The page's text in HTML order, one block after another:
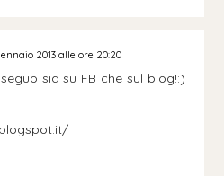
2013 alle ore 20:20
sia su FB che sul blog!:)